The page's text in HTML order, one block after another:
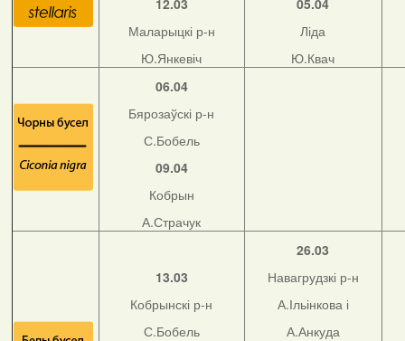
12.03
Маларыцкі р-н
Ю.Янкевіч
05.04
Ліда
Ю.Квач
06.04
Бярозаўскі р-н
С.Бобель
09.04
Кобрын
А.Страчук
13.03
Кобрынскі р-н
С.Бобель
26.03
Навагрудзкі р-н
А.Ільінкова і
А.Анкуда